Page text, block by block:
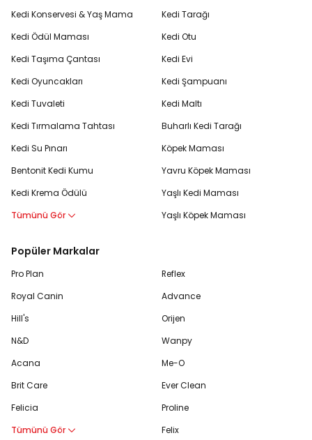
Kedi Konservesi & Yaş Mama
Kedi Ödül Maması
Kedi Taşıma Çantası
Kedi Oyuncakları
Kedi Tuvaleti
Kedi Tırmalama Tahtası
Kedi Su Pınarı
Bentonit Kedi Kumu
Kedi Krema Ödülü
Tümünü Gör
Kedi Tarağı
Kedi Otu
Kedi Evi
Kedi Şampuanı
Kedi Maltı
Buharlı Kedi Tarağı
Köpek Maması
Yavru Köpek Maması
Yaşlı Kedi Maması
Yaşlı Köpek Maması
Popüler Markalar
Pro Plan
Royal Canin
Hill's
N&D
Acana
Brit Care
Felicia
Tümünü Gör
Reflex
Advance
Orijen
Wanpy
Me-O
Ever Clean
Proline
Felix